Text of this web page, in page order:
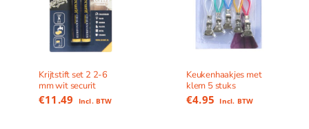
Krijtstift set 2 2-6
mm wit securit
€11.49 Incl. BTW
Keukenhaakjes met
klem 5 stuks
€4.95 Incl. BTW